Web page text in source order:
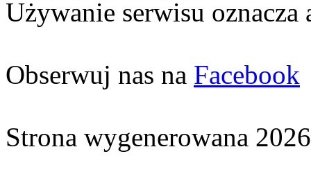
Używanie serwisu oznacza
Obserwuj nas na Facebook
Strona wygenerowana